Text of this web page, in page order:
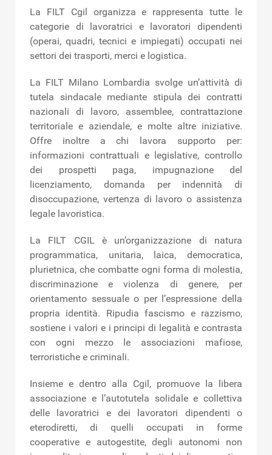
La FILT Cgil organizza e rappresenta tutte le
categorie di lavoratrici e lavoratori dipendenti
(operai, quadri, tecnici e impiegati) occupati nei
settori dei trasporti, merci e logistica.
La FILT Milano Lombardia svolge un’attività di
tutela sindacale mediante stipula dei contratti
nazionali di lavoro, assemblee, contrattazione
territoriale e aziendale, e molte altre iniziative.
Offre inoltre a chi lavora supporto per:
informazioni contrattuali e legislative, controllo
dei prospetti paga, impugnazione del
licenziamento, domanda per indennità di
disoccupazione, vertenza di lavoro o assistenza
legale lavoristica.
La FILT CGIL è un’organizzazione di natura
programmatica, unitaria, laica, democratica,
plurietnica, che combatte ogni forma di molestia,
discriminazione e violenza di genere, per
orientamento sessuale o per l’espressione della
propria identità. Ripudia fascismo e razzismo,
sostiene i valori e i principi di legalità e contrasta
con ogni mezzo le associazioni mafiose,
terroristiche e criminali.
Insieme e dentro alla Cgil, promuove la libera
associazione e l’autotutela solidale e collettiva
delle lavoratrici e dei lavoratori dipendenti o
eterodiretti, di quelli occupati in forme
cooperative e autogestite, degli autonomi non